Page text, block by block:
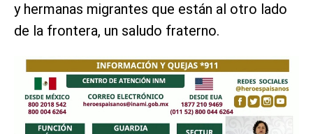
y hermanas migrantes que están al otro lado
de la frontera, un saludo fraterno.